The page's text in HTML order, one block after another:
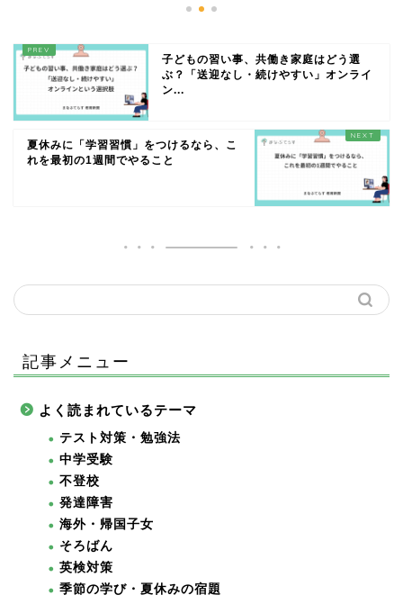
子どもの習い事、共働き家庭はどう選
ぶ？「送迎なし・続けやすい」オンライ
ン...
夏休みに「学習習慣」をつけるなら、こ
れを最初の1週間でやること
記事メニュー
よく読まれているテーマ
テスト対策・勉強法
中学受験
不登校
発達障害
海外・帰国子女
そろばん
英検対策
季節の学び・夏休みの宿題